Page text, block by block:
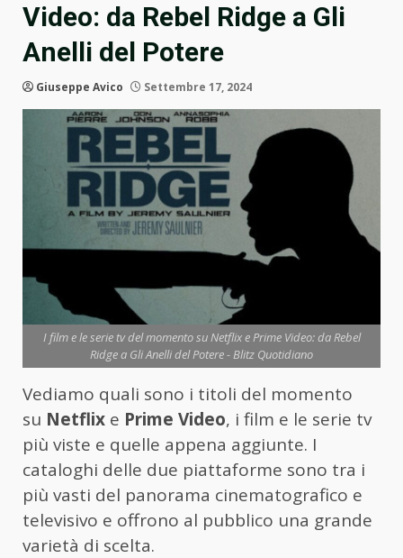
Video: da Rebel Ridge a Gli
Anelli del Potere
Giuseppe Avico Settembre 17, 2024
I film e le serie tv del momento su Netflix e Prime Video: da Rebel
Ridge a Gli Anelli del Potere - Blitz Quotidiano
Vediamo quali sono i titoli del momento
su Netflix e Prime Video, i film e le serie tv
più viste e quelle appena aggiunte. I
cataloghi delle due piattaforme sono tra i
più vasti del panorama cinematografico e
televisivo e offrono al pubblico una grande
varietà di scelta.